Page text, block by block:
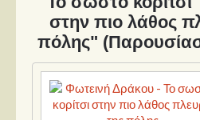
στην πιο λάθος
πόλης"